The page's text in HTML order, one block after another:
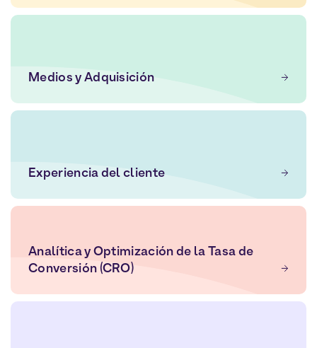
Medios y Adquisición
Experiencia del cliente
Analítica y Optimización de la Tasa de
Conversión (CRO)